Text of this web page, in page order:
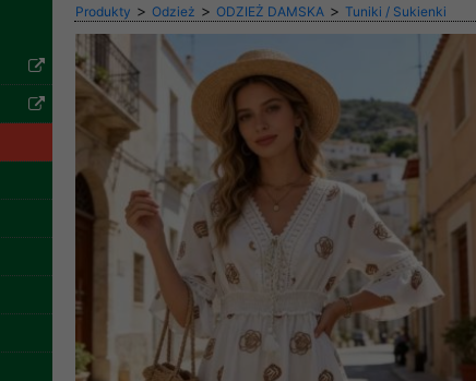
Produkty > Odzież > ODZIEŻ DAMSKA > Tuniki / Sukienki